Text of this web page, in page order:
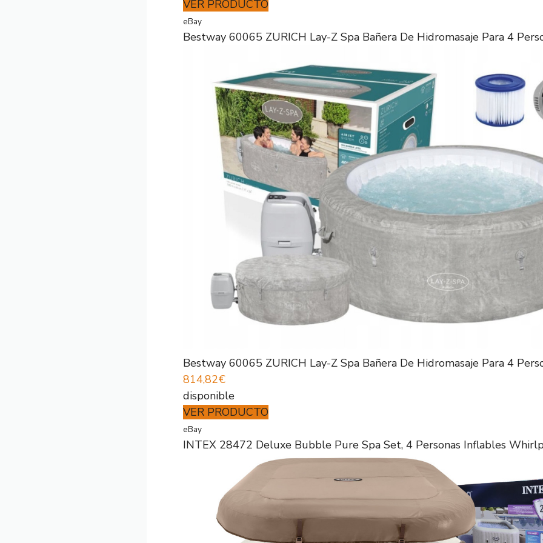
VER PRODUCTO
eBay
Bestway 60065 ZURICH Lay-Z Spa Bañera De Hidromasaje Para 4
Bestway 60065 ZURICH Lay-Z Spa Bañera De Hidromasaje Para 4
814,82€
disponible
VER PRODUCTO
eBay
INTEX 28472 Deluxe Bubble Pure Spa Set, 4 Personas Inflables